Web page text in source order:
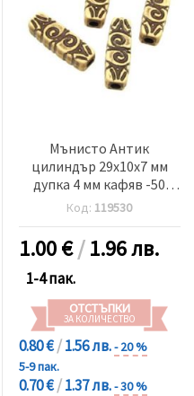
Мънисто Антик
цилиндър 29x10x7 мм
дупка 4 мм кафяв -50
грама ~23 броя
Код: 119530
1.00€/1.96 лв.
1-4 пак.
ОТСТЪПКИ
ЗА КОЛИЧЕСТВО
0.80 €/1.56 лв.- 20 %
5-9 пак.
0.70 €/1.37 лв.- 30 %